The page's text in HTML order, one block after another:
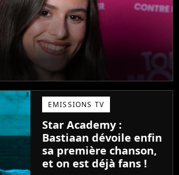
EMISSIONS TV
Star Academy :
Bastiaan dévoile enfin
sa première chanson,
et on est déjà fans !